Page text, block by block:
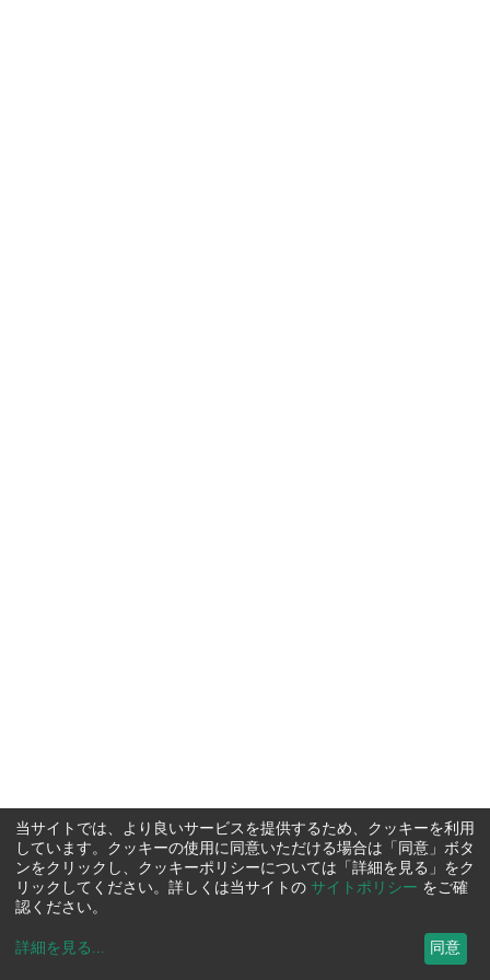
当サイトでは、より良いサービスを提供するため、クッキーを利用
しています。クッキーの使用に同意いただける場合は「同意」ボタ
ンをクリックし、クッキーポリシーについては「詳細を見る」をク
リックしてください。詳しくは当サイトの サイトポリシー をご確
認ください。
詳細を見る ... 同意